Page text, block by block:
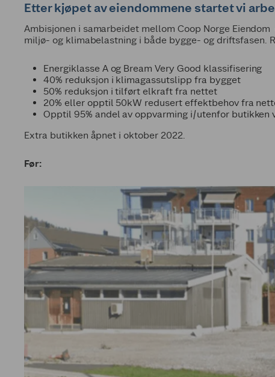
Etter kjøpet av eiendommene startet vi
Ambisjonen i samarbeidet mellom Coop Norge
miljø- og klimabelastning i både bygge- og driftsfasen.
Energiklasse A og Bream Very Good klassifisering
40% reduksjon i klimagassutslipp fra bygget
50% reduksjon i tilført elkraft fra nettet
20% eller opptil 50kW redusert effektbehov fra
Opptil 95% andel av oppvarming i/utenfor
Extra butikken åpnet i oktober 2022.
Før: